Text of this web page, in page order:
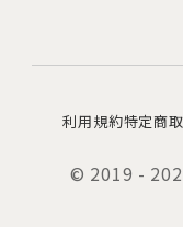
利用規約特定商
© 2019 - 2026